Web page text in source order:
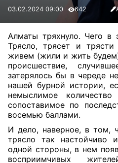
03.02.2024 09:00 642
Алматы тряхнуло. Чего в
Трясло, трясет и
живем (жили и жить
происшествие,
затерялось бы в череде
нашей бурной истории,
немыслимое количество
сопоставимое по
восемью баллами.
И дело, наверное, в том,
трясло так
одной стороны, в нем
восприимчивых